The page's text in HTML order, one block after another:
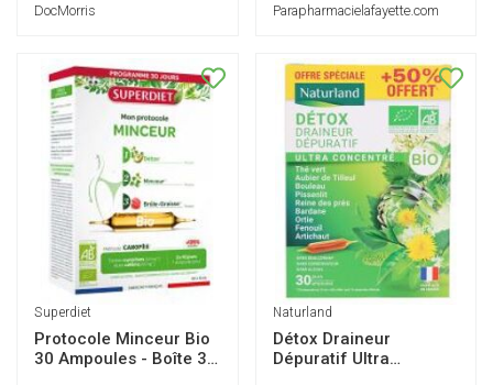
DocMorris Parapharmacielafayette.com
Superdiet
Protocole Minceur Bio
30 Ampoules - Boîte 30
Naturland
Détox Draineur
Dépuratif Ultra